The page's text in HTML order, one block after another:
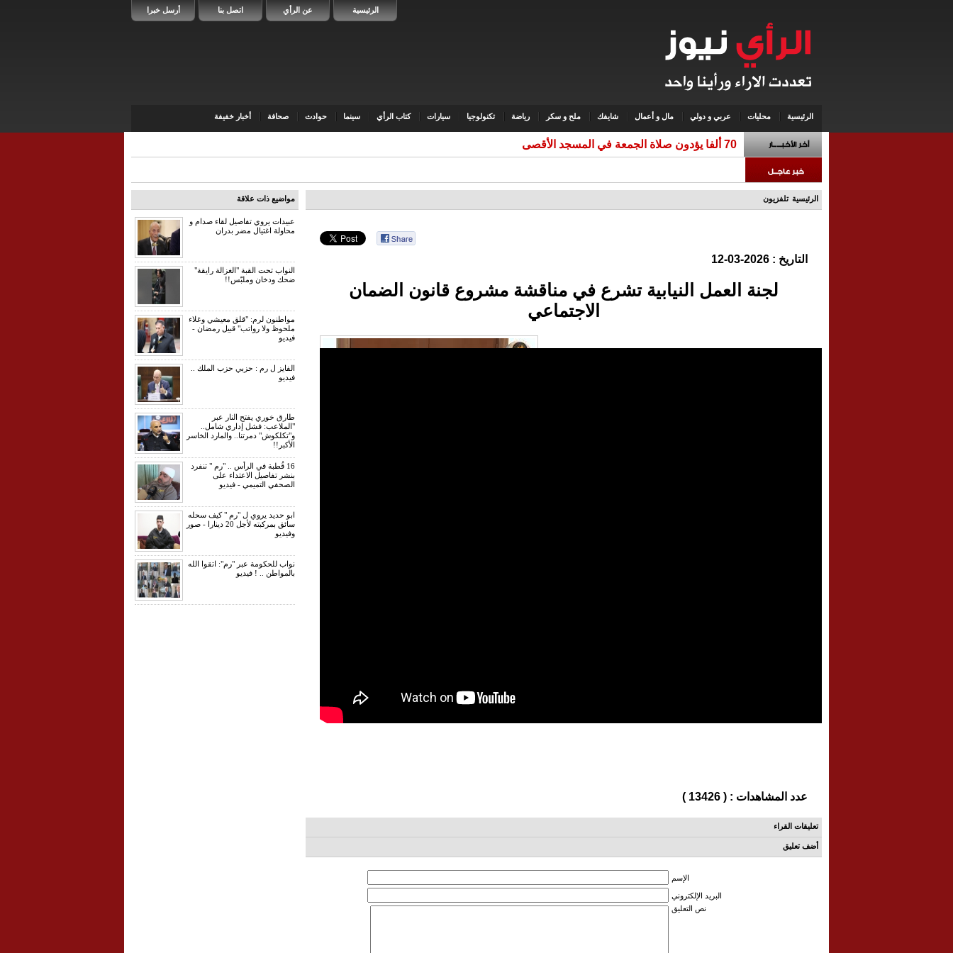
أرسل خبرا اتصل بنا عن الرأي الرئيسية
الرئيسية محليات عربي و دولي مال و أعمال شايفك ملح و سكر رياضة تكنولوجيا سيارات كتاب الرأي سينما حوادث صحافة أخبار خفيفة
70 ألفا يؤدون صلاة الجمعة في المسجد الأقصى
الرئيسية تلفزيون
التاريخ : 2026-03-12
لجنة العمل النيابية تشرع في مناقشة مشروع قانون الضمان
الاجتماعي
عدد المشاهدات : ( 13426 )
تعليقات القراء
أضف تعليق
الإسم
البريد الإلكتروني
نص التعليق
مواضيع ذات علاقة
عبيدات يروي تفاصيل لقاء صدام و
محاولة اغتيال مضر بدران
النواب تحت القبة "الغزالة رايقة"
ضحك ودخان وملبّس!!
مواطنون لرم: "قلق معيشي وغلاء
ملحوظ ولا رواتب" قبيل رمضان -
فيديو
الفايز ل رم : حزبي حزب الملك ..
فيديو
طارق خوري يفتح النار عبر
"الملاعب: فشل إداري شامل..
و"تكلكوش" دمرتنا.. والمارد الخاسر
الأكبر!!
16 قُطبة في الرأس .. "رم " تنفرد
بنشر تفاصيل الاعتداء على
الصحفي التميمي - فيديو
ابو حديد يروي ل "رم " كيف سحله
سائق بمركبته لأجل 20 دينارا - صور
وفيديو
نواب للحكومة عبر "رم": اتقوا الله
بالمواطن .. ! فيديو